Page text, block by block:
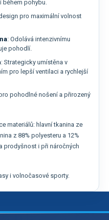
pohybu.
pro maximální volnost
: Odolává intenzivnímu
pohodlí.
: Strategicky umístěna v
pro lepší ventilaci a rychlejší
pohodlné nošení a přirozený
materiálů: hlavní tkanina ze
z 88% polyesteru a 12%
prodyšnost i při náročných
i volnočasové sporty.